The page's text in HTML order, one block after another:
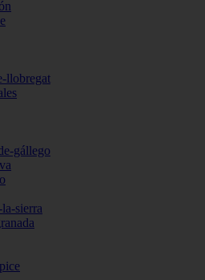
llobregat
gállego
sierra